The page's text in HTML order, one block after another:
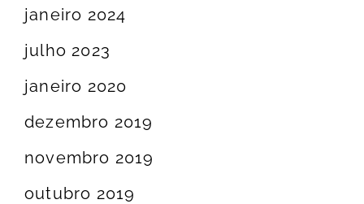
janeiro 2024
julho 2023
janeiro 2020
dezembro 2019
novembro 2019
outubro 2019